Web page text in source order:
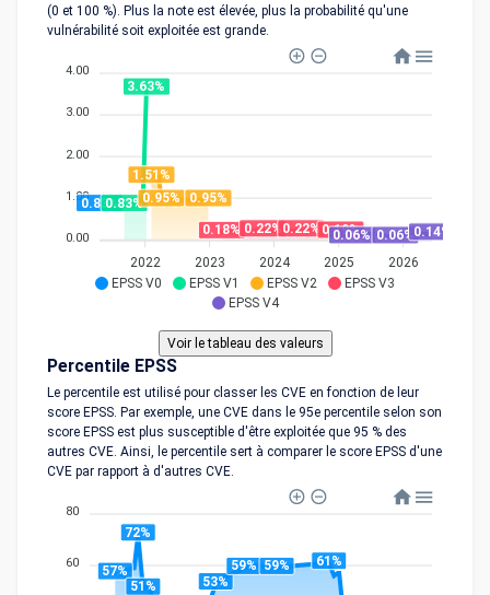
(0 et 100 %). Plus la note est élevée, plus la probabilité qu'une
vulnérabilité soit exploitée est grande.
EPSS V0 EPSS V1 EPSS V2
EPSS V3
EPSS V4
4.00
3.00
2.00
1.00
0.00
0.83%0.83%
3.63%
1.51%
0.95%
0.95%
0.18% 0.22% 0.22% 0.19%
0.06% 0.06% 0.14%
2022 2023 2024 2025 2026
Percentile EPSS
Le percentile est utilisé pour classer les CVE en fonction de leur
score EPSS. Par exemple, une CVE dans le 95e percentile selon son
score EPSS est plus susceptible d'être exploitée que 95 % des
autres CVE. Ainsi, le percentile sert à comparer le score EPSS d'une
CVE par rapport à d'autres CVE.
80
60
57%
72%
51% 53%
59% 59% 61%